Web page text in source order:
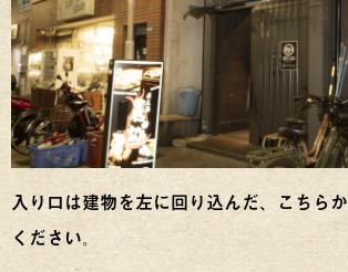
入り口は建物を左に回り込んだ、こちら
ください。